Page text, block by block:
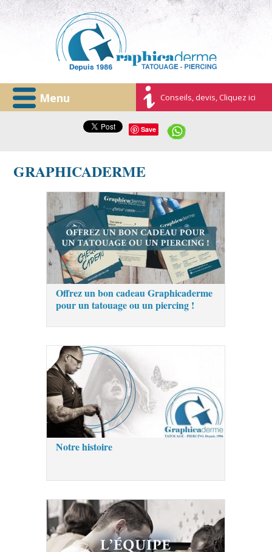
Menu Conseils, devis, Cliquez ici
Save
GRAPHICADERME
Offrez un bon cadeau Graphicaderme
pour un tatouage ou un piercing !
Notre histoire